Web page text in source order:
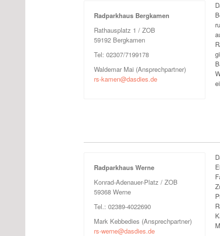
Radparkhaus Bergkamen
Rathausplatz 1 / ZOB
59192 Bergkamen
Tel: 02307/7199178
Waldemar Mai (Ansprechpartner)
rs-kamen@dasdies.de
Radparkhaus Werne
Konrad-Adenauer-Platz / ZOB
59368 Werne
Tel.: 02389-4022690
Mark Kebbedies (Ansprechpartner)
rs-werne@dasdies.de